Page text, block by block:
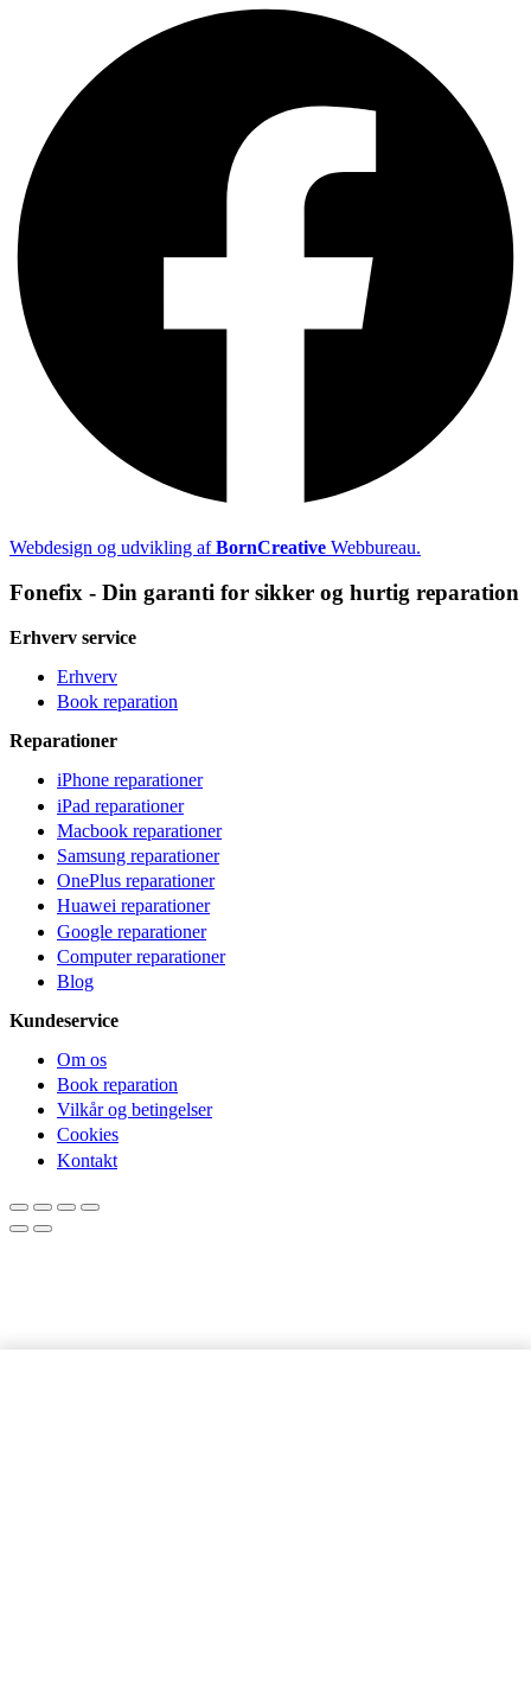
Webdesign og udvikling afBornCreative Webbureau.
Fonefix - Din garanti for sikker og hurtig reparation
Erhverv service
Erhverv
Book reparation
Reparationer
iPhone reparationer
iPad reparationer
Macbook reparationer
Samsung reparationer
OnePlus reparationer
Huawei reparationer
Google reparationer
Computer reparationer
Blog
Kundeservice
Om os
Book reparation
Vilkår og betingelser
Cookies
Kontakt